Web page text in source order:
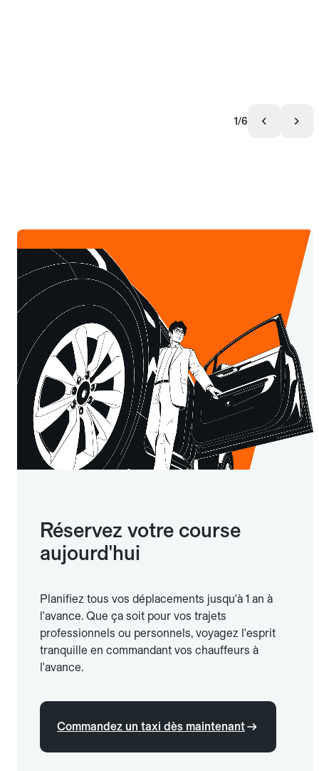
1/6
Réservez votre course
aujourd'hui
Planifiez tous vos déplacements jusqu'à 1 an à
l'avance. Que ça soit pour vos trajets
professionnels ou personnels, voyagez l'esprit
tranquille en commandant vos chauffeurs à
l'avance.
Commandez un taxi dès maintenant